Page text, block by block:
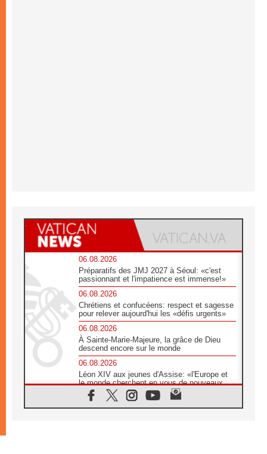
06.08.2026
Préparatifs des JMJ 2027 à Séoul: «c'est
passionnant et l'impatience est immense!»
06.08.2026
Chrétiens et confucéens: respect et sagesse
pour relever aujourd'hui les «défis urgents»
06.08.2026
À Sainte-Marie-Majeure, la grâce de Dieu
descend encore sur le monde
06.08.2026
Léon XIV aux jeunes d'Assise: «l'Europe et
le monde cherchent en vous de nouveaux
saints»
06.08.2026